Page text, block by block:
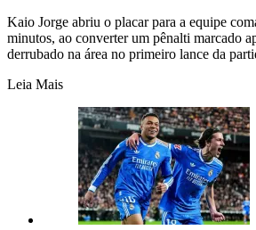
Kaio Jorge abriu o placar para a equipe
minutos, ao converter um pênalti marcado
derrubado na área no primeiro lance da
Leia Mais